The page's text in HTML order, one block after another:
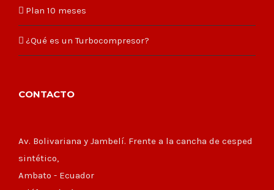
Plan 10 meses
¿Qué es un Turbocompresor?
CONTACTO
Av. Bolivariana y Jambelí. Frente a la cancha de cesped
sintético,
Ambato - Ecuador